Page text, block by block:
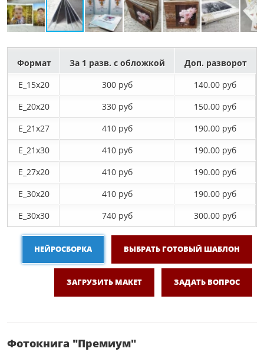
Формат За 1 разв. с обложкой
Доп. разворот
E_15х20
300 руб
140.00 руб
E_20х20
330 руб
150.00 руб
E_21х27
410 руб
190.00 руб
E_21х30
410 руб
190.00 руб
E_27x20
410 руб
190.00 руб
E_30x20
410 руб
190.00 руб
E_30х30
740 руб 300.00 руб
НЕЙРОСБОРКА ВЫБРАТЬ ГОТОВЫЙ ШАБЛОН
ЗАГРУЗИТЬ МАКЕТ ЗАДАТЬ ВОПРОС
Фотокнига "Премиум"